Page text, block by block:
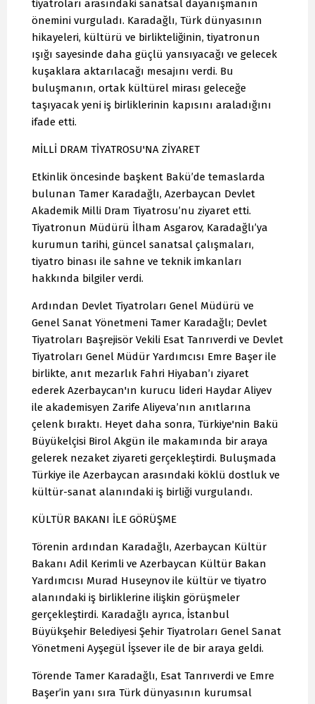
tiyatroları arasındaki sanatsal dayanışmanın
önemini vurguladı. Karadağlı, Türk dünyasının
hikayeleri, kültürü ve birlikteliğinin, tiyatronun
ışığı sayesinde daha güçlü yansıyacağı ve gelecek
kuşaklara aktarılacağı mesajını verdi. Bu
buluşmanın, ortak kültürel mirası geleceğe
taşıyacak yeni iş birliklerinin kapısını araladığını
ifade etti.
MİLLİ DRAM TİYATROSU'NA ZİYARET
Etkinlik öncesinde başkent Bakü’de temaslarda
bulunan Tamer Karadağlı, Azerbaycan Devlet
Akademik Milli Dram Tiyatrosu’nu ziyaret etti.
Tiyatronun Müdürü İlham Asgarov, Karadağlı’ya
kurumun tarihi, güncel sanatsal çalışmaları,
tiyatro binası ile sahne ve teknik imkanları
hakkında bilgiler verdi.
Ardından Devlet Tiyatroları Genel Müdürü ve
Genel Sanat Yönetmeni Tamer Karadağlı; Devlet
Tiyatroları Başrejisör Vekili Esat Tanrıverdi ve Devlet
Tiyatroları Genel Müdür Yardımcısı Emre Başer ile
birlikte, anıt mezarlık Fahri Hiyaban’ı ziyaret
ederek Azerbaycan'ın kurucu lideri Haydar Aliyev
ile akademisyen Zarife Aliyeva’nın anıtlarına
çelenk bıraktı. Heyet daha sonra, Türkiye'nin Bakü
Büyükelçisi Birol Akgün ile makamında bir araya
gelerek nezaket ziyareti gerçekleştirdi. Buluşmada
Türkiye ile Azerbaycan arasındaki köklü dostluk ve
kültür-sanat alanındaki iş birliği vurgulandı.
KÜLTÜR BAKANI İLE GÖRÜŞME
Törenin ardından Karadağlı, Azerbaycan Kültür
Bakanı Adil Kerimli ve Azerbaycan Kültür Bakan
Yardımcısı Murad Huseynov ile kültür ve tiyatro
alanındaki iş birliklerine ilişkin görüşmeler
gerçekleştirdi. Karadağlı ayrıca, İstanbul
Büyükşehir Belediyesi Şehir Tiyatroları Genel Sanat
Yönetmeni Ayşegül İşsever ile de bir araya geldi.
Törende Tamer Karadağlı, Esat Tanrıverdi ve Emre
Başer’in yanı sıra Türk dünyasının kurumsal